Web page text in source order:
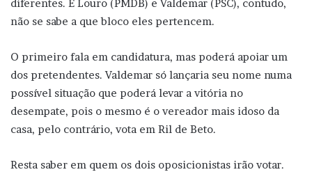
diferentes. E Louro (PMDB) e Valdemar (PSC), contudo,
não se sabe a que bloco eles pertencem.
O primeiro fala em candidatura, mas poderá apoiar um
dos pretendentes. Valdemar só lançaria seu nome numa
possível situação que poderá levar a vitória no
desempate, pois o mesmo é o vereador mais idoso da
casa, pelo contrário, vota em Ril de Beto.
Resta saber em quem os dois oposicionistas irão votar.